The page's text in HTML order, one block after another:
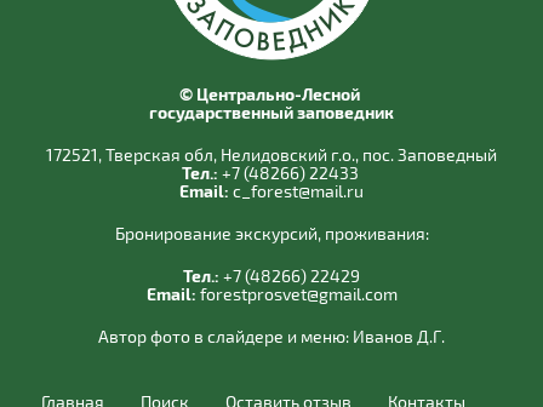
© Центрально-Лесной
государственный заповедник
172521, Тверская обл, Нелидовский г.о., пос. Заповедный
Тел.: +7 (48266) 22433
Email: c_forest@mail.ru
Бронирование экскурсий, проживания:
Тел.: +7 (48266) 22429
Email: forestprosvet@gmail.com
Автор фото в слайдере и меню: Иванов Д.Г.
Главная Поиск Оставить отзыв Контакты